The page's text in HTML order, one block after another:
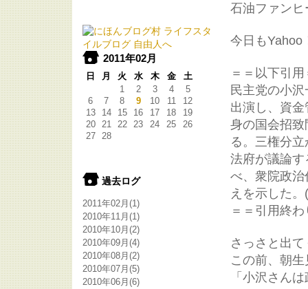
2011年02月
日 月 火 水 木 金
土
1
2 3 4
5
6
7 8 9 10 11
12
13
14 15 16 17 18
19
20
21 22 23 24 25
26
27
28
過去ログ
2011年02月 (1)
2010年11月 (1)
2010年10月 (2)
2010年09月 (4)
2010年08月 (2)
2010年07月 (5)
2010年06月 (6)
石油ファン
今日もYahoo
＝＝以下引
民主党の小
出演し、資
身の国会招
る。三権分
法府が議論
べ、衆院政
えを示した
＝＝引用終
さっさと出
この前、朝
「小沢さん